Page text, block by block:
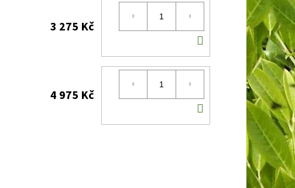
3 275 Kč
KOŠÍKU
4 975 Kč
KOŠÍKU